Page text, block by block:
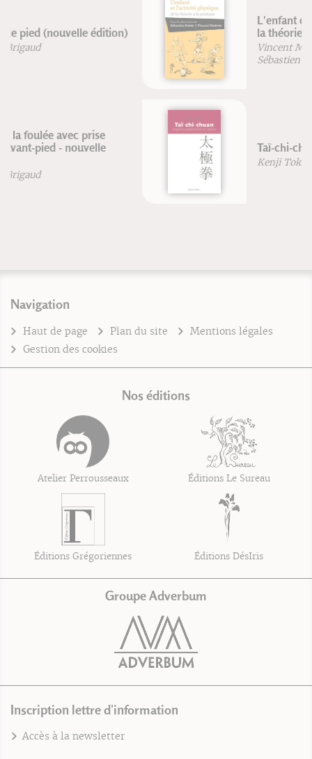
L'enfant et l'activité physique : de
la théorie à la pratique
Vincent Martin
Sébastien Ratel
Navigation
Haut de page Plan du site
Mentions légales
Gestion des cookies
Nos éditions
Atelier Perrousseaux Éditions Le Sureau
Éditions Grégoriennes Éditions DésIris
Groupe Adverbum
Inscription lettre d'information
Accès à la newsletter